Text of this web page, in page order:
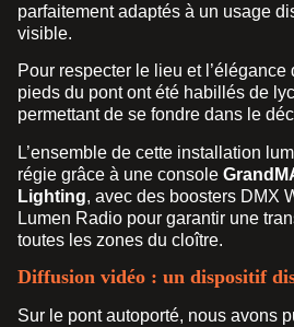
parfaitement adaptés à un usage
visible.
Pour respecter le lieu et l’élégance
pieds du pont ont été habillés de
permettant de se fondre dans le
L’ensemble de cette installation
régie grâce à une console
Lighting, avec des boosters DMX
Lumen Radio pour garantir une
toutes les zones du cloître.
Diffusion vidéo : un dispositif
Sur le pont autoporté, nous avons